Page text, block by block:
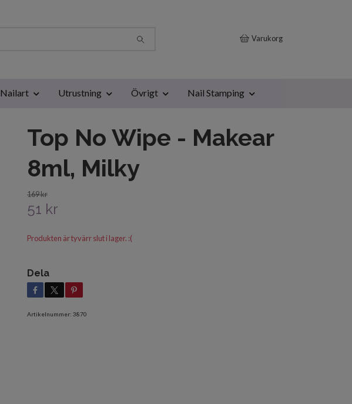
Varukorg
Nailart Utrustning Övrigt Nail Stamping
Top No Wipe - Makear
8ml, Milky
169 kr
51 kr
Produkten är tyvärr slut i lager. :(
Dela
Artikelnummer: 3870